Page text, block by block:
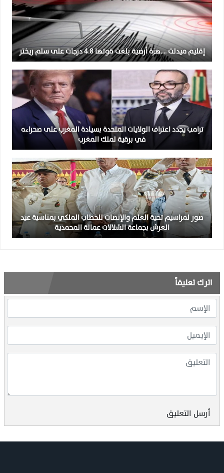
إقليم ميدلت ….هزة أرضية بلغت قوتها 4.8 درجات على سلم ريختر
ترامب يجدد اعتراف الولايات المتحدة بسيادة المغرب على صحراءه
في برقية لملك المغرب
صور لمراسيم تحية العلم والإنصات للخطاب الملكي بمناسبة عيد
العرش بجماعة الشلالات عمالة المحمدية
اترك تعليقاً
أرسل التعليق